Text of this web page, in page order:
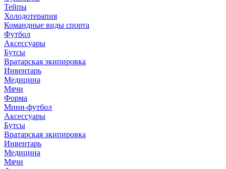
Тейпы
Холодотерапия
Командные виды спорта
Футбол
Аксессуары
Бутсы
Вратарская экипировка
Инвентарь
Медицина
Мячи
Форма
Мини-футбол
Аксессуары
Бутсы
Вратарская экипировка
Инвентарь
Медицина
Мячи